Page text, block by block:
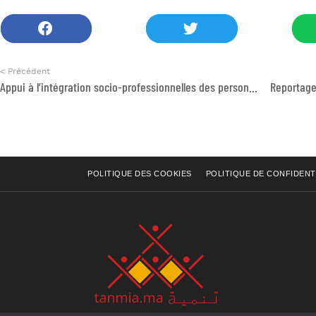
< Précédent
POLITIQUE DES COOKIES POLITIQUE DE